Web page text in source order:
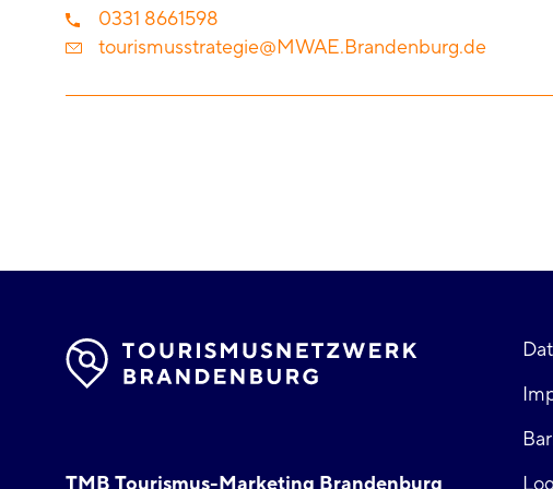
0331 8661598
tourismusstrategie@MWAE.Brandenburg.de